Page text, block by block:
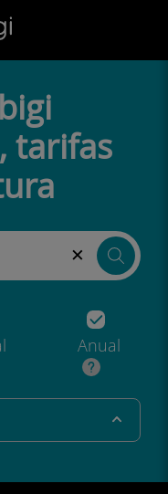
tarifas
×
Anual